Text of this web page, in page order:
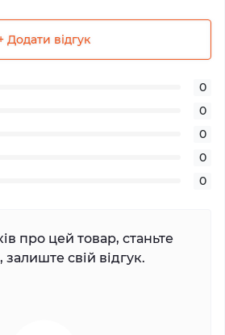
Додати відгук
0
0
0
0
0
про цей товар, станьте
свій відгук.